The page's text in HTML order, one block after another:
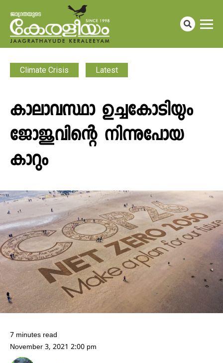
Climate Crisis Latest
കാലാവസ്ഥാ ഉച്ചകോടിയും
ജോജുവിന്റെ നിന്നുപോയ
കാറും
7 minutes read
November 3, 2021 2:00 pm